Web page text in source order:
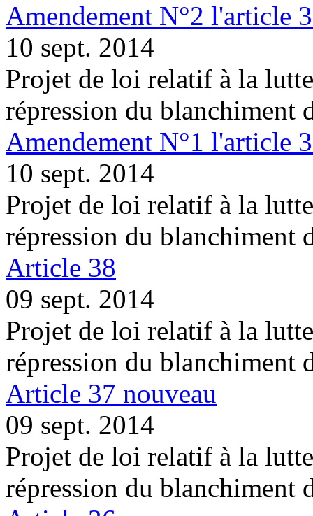
Amendement N°2 l'article
10 sept. 2014
Projet de loi relatif à la
répression du blanchiment
Amendement N°1 l'article
10 sept. 2014
Projet de loi relatif à la
répression du blanchiment
Article 38
09 sept. 2014
Projet de loi relatif à la
répression du blanchiment
Article 37 nouveau
09 sept. 2014
Projet de loi relatif à la
répression du blanchiment